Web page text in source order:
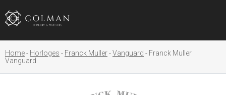
Home Horloges Franck Muller Vanguard
Franck Muller
Vanguard